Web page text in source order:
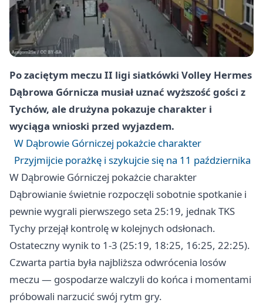
Po zaciętym meczu II ligi siatkówki Volley Hermes
Dąbrowa Górnicza musiał uznać wyższość gości z
Tychów, ale drużyna pokazuje charakter i
wyciąga wnioski przed wyjazdem.
W Dąbrowie Górniczej pokażcie charakter
Przyjmijcie porażkę i szykujcie się na 11 października
W Dąbrowie Górniczej pokażcie charakter
Dąbrowianie świetnie rozpoczęli sobotnie spotkanie i
pewnie wygrali pierwszego seta 25:19, jednak TKS
Tychy przejął kontrolę w kolejnych odsłonach.
Ostateczny wynik to 1-3 (25:19, 18:25, 16:25, 22:25).
Czwarta partia była najbliższa odwrócenia losów
meczu — gospodarze walczyli do końca i momentami
próbowali narzucić swój rytm gry.